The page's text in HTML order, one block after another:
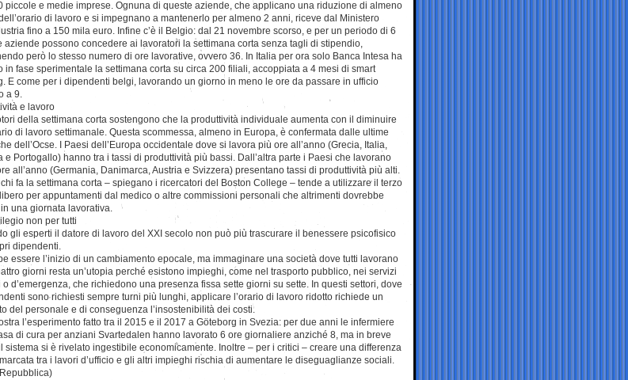
piccole e medie imprese. Ognuna di queste aziende, che applicano una riduzione di almeno
di lavoro e si impegnano a mantenerlo per almeno 2 anni, riceve dal Ministero
fino a 150 mila euro. Infine c’è il Belgio: dal 21 novembre scorso, e per un periodo di 6
aziende possono concedere ai lavoratori la settimana corta senza tagli di stipendio,
però lo stesso numero di ore lavorative, ovvero 36. In Italia per ora solo Banca Intesa ha
in fase sperimentale la settimana corta su circa 200 filiali, accoppiata a 4 mesi di smart
E come per i dipendenti belgi, lavorando un giorno in meno le ore da passare in ufficio
a 9.
e lavoro
della settimana corta sostengono che la produttività individuale aumenta con il diminuire
di lavoro settimanale. Questa scommessa, almeno in Europa, è confermata dalle ultime
dell’Ocse. I Paesi dell’Europa occidentale dove si lavora più ore all’anno (Grecia, Italia,
e Portogallo) hanno tra i tassi di produttività più bassi. Dall’altra parte i Paesi che lavorano
all’anno (Germania, Danimarca, Austria e Svizzera) presentano tassi di produttività più alti.
chi fa la settimana corta – spiegano i ricercatori del Boston College – tende a utilizzare il terzo
per appuntamenti dal medico o altre commissioni personali che altrimenti dovrebbe
una giornata lavorativa.
non per tutti
gli esperti il datore di lavoro del XXI secolo non può più trascurare il benessere psicofisico
dipendenti.
essere l’inizio di un cambiamento epocale, ma immaginare una società dove tutti lavorano
giorni resta un’utopia perché esistono impieghi, come nel trasporto pubblico, nei servizi
o d’emergenza, che richiedono una presenza fissa sette giorni su sette. In questi settori, dove
sono richiesti sempre turni più lunghi, applicare l’orario di lavoro ridotto richiede un
del personale e di conseguenza l’insostenibilità dei costi.
l’esperimento fatto tra il 2015 e il 2017 a Göteborg in Svezia: per due anni le infermiere
di cura per anziani Svartedalen hanno lavorato 6 ore giornaliere anziché 8, ma in breve
sistema si è rivelato ingestibile economicamente. Inoltre – per i critici – creare una differenza
tra i lavori d’ufficio e gli altri impieghi rischia di aumentare le diseguaglianze sociali.